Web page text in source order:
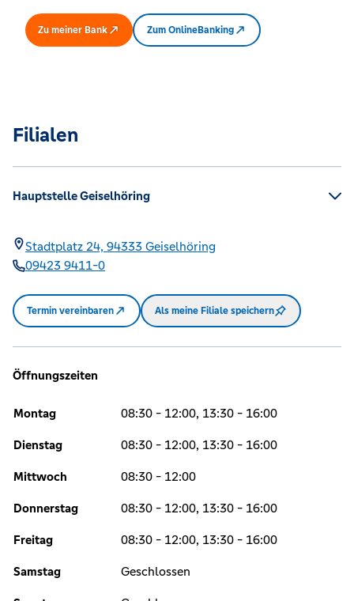
Zu meiner Bank Zum OnlineBanking
Filialen
Hauptstelle Geiselhöring
Stadtplatz 24, 94333 Geiselhöring
09423 9411-0
Termin vereinbaren Als meine Filiale speichern
Öffnungszeiten
Montag 08:30 - 12:00, 13:30 - 16:00
Dienstag 08:30 - 12:00, 13:30 - 16:00
Mittwoch 08:30 - 12:00
Donnerstag 08:30 - 12:00, 13:30 - 16:00
Freitag 08:30 - 12:00, 13:30 - 16:00
Samstag Geschlossen